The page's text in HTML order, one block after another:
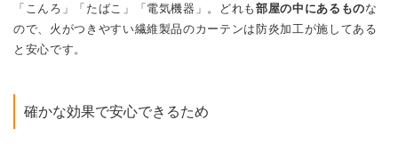
「こんろ」「たばこ」「電気機器」。どれも 部屋の中にあるものな
ので、火がつきやすい繊維製品のカーテンは防炎加工が施してある
と安心です。
確かな効果で安心できるため